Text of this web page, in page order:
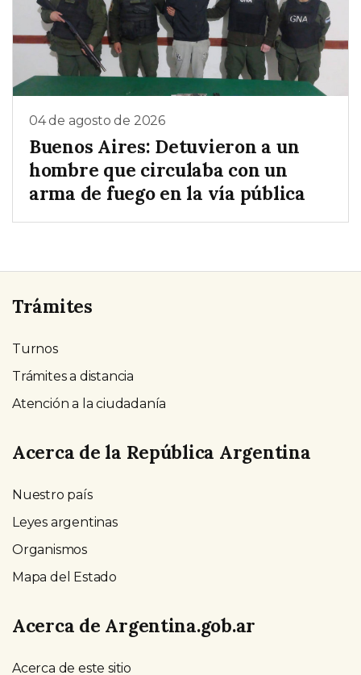
04 de agosto de 2026
Buenos Aires: Detuvieron a un
hombre que circulaba con un
arma de fuego en la vía pública
Trámites
Turnos
Trámites a distancia
Atención a la ciudadanía
Acerca de la República Argentina
Nuestro país
Leyes argentinas
Organismos
Mapa del Estado
Acerca de Argentina.gob.ar
Acerca de este sitio